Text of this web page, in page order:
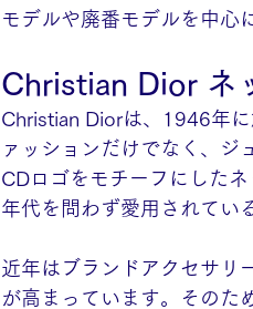
モデルや廃番モデルを中心
Christian Dior ネ
Christian Diorは、1946年
ァッションだけでなく、ジ
CDロゴをモチーフにした
年代を問わず愛用されてい
近年はブランドアクセサリ
が高まっています。そのた